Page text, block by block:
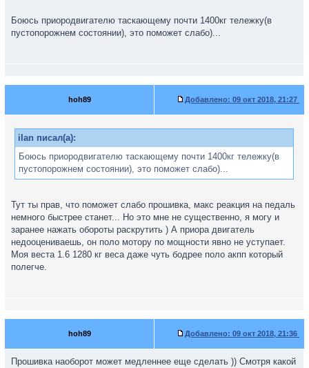
Боюсь приородвигателю таскающему почти 1400кг тележку(в
пустопорожнем состоянии), это поможет слабо)...
hoh89 Добавлено: 09 окт 2018, 21:27
ilan писал(а):
Боюсь приородвигателю таскающему почти 1400кг тележку(в
пустопорожнем состоянии), это поможет слабо)...
Тут ты прав, что поможет слабо прошивка, макс реакция на педаль
немного быстрее станет... Но это мне не существенно, я могу и
заранее нажать обороты раскрутить ) А приора двигатель
недооцениваешь, он поло мотору по мощности явно не уступает.
Моя веста 1.6 1280 кг веса даже чуть бодрее поло акпп который
полегче.
hoh89 Добавлено: 09 окт 2018, 21:36
Прошивка наоборот может медленнее еще сделать )) Смотря какой